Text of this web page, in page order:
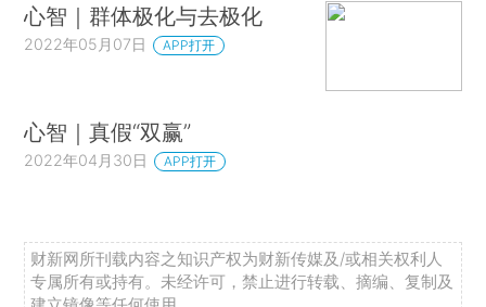
心智｜群体极化与去极化
2022年05月07日 APP打开
心智｜真假“双赢”
2022年04月30日 APP打开
财新网所刊载内容之知识产权为财新传媒及/或相关权利人
专属所有或持有。未经许可，禁止进行转载、摘编、复制及